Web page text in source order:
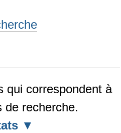
qui correspondent à
de recherche.